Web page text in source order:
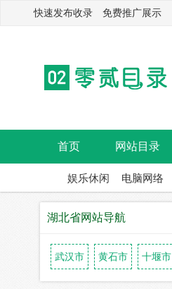
快速发布收录 免费推广展示
首页 网站目录
娱乐休闲 电脑网络
湖北省网站导航
武汉市 黄石市 十堰市